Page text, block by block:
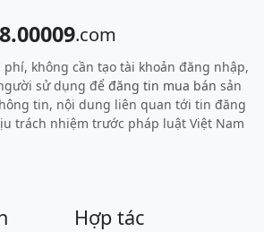
.com
không cần tạo tài khoản đăng nhập,
sử dụng để đăng tin mua bán sản
tin, nội dung liên quan tới tin đăng
trách nhiệm trước pháp luật Việt Nam
Hợp tác